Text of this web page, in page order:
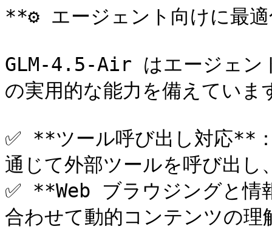
**⚙️ エージェント向けに最
GLM-4.5-Air はエージェン
の実用的な能力を備えていま
✅ **ツール呼び出し対応**
通じて外部ツールを呼び出
✅ **Web ブラウジングと情
合わせて動的コンテンツの